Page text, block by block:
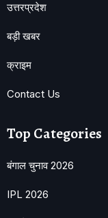
उत्तरप्रदेश
बड़ी खबर
क्राइम
Contact Us
Top Categories
बंगाल चुनाव 2026
IPL 2026